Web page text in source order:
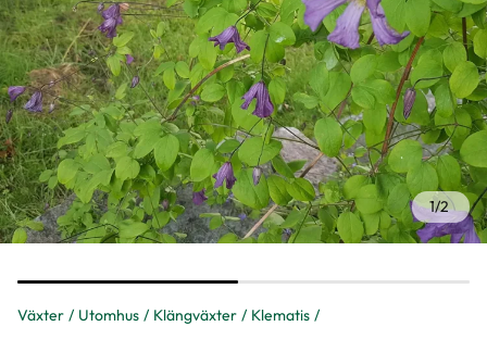
Växter Utomhus Klängväxter Klematis
1/2